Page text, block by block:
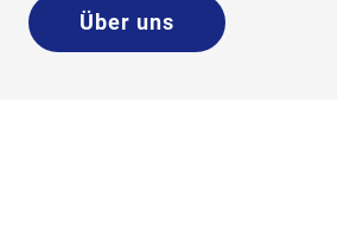
Über uns